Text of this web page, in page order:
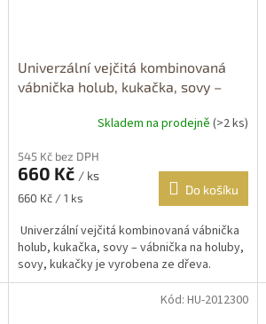
Univerzální vejčitá kombinovaná
vábnička holub, kukačka, sovy –
Skladem na prodejně (>2 ks)
545 Kč bez DPH
660 Kč / ks
Měrná
660 Kč / 1 ks
Do košíku
Univerzální vejčitá kombinovaná vábnička
holub, kukačka, sovy – vábnička na holuby,
sovy, kukačky je vyrobena ze dřeva.
Kód: HU-2012300